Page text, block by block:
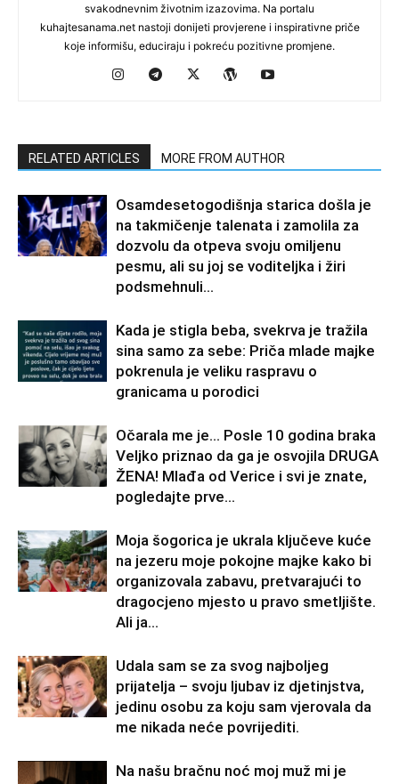
svakodnevnim životnim izazovima. Na portalu
kuhajtesanama.net nastoji donijeti provjerene i inspirativne priče
koje informišu, educiraju i pokreću pozitivne promjene.
RELATED ARTICLES MORE FROM AUTHOR
Osamdesetogodišnja starica došla je
na takmičenje talenata i zamolila za
dozvolu da otpeva svoju omiljenu
pesmu, ali su joj se voditeljka i žiri
podsmehnuli...
Kada je stigla beba, svekrva je tražila
sina samo za sebe: Priča mlade majke
pokrenula je veliku raspravu o
granicama u porodici
Očarala me je… Posle 10 godina braka
Veljko priznao da ga je osvojila DRUGA
ŽENA! Mlađa od Verice i svi je znate,
pogledajte prve...
Moja šogorica je ukrala ključeve kuće
na jezeru moje pokojne majke kako bi
organizovala zabavu, pretvarajući to
dragocjeno mjesto u pravo smetljište.
Ali ja...
Udala sam se za svog najboljeg
prijatelja – svoju ljubav iz djetinjstva,
jedinu osobu za koju sam vjerovala da
me nikada neće povrijediti.
Na našu bračnu noć moj muž mi je